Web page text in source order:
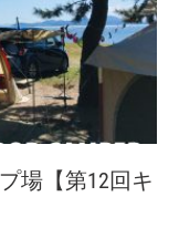
場【第12回キ